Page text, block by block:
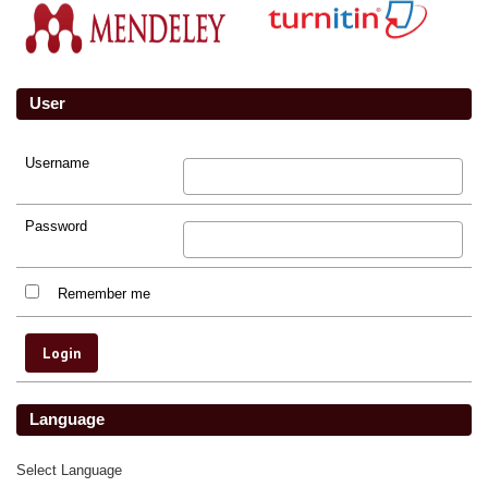
User
Username
Password
Remember me
Language
Select Language